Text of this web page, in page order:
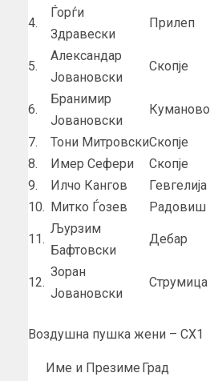
4.
Ѓорѓи
Здравески
Прилеп
5.
Александар
Јовановски
Скопје
6.
Бранимир
Јовановски
Куманово
7. Тони МитровскиСкопје
8.
Имер Сефери Скопје
9.
Илчо Кангов Гевгелија
10. Митко Ѓозев Радовиш
11.
Љурзим
Бафтовски
Дебар
12.
Зоран
Јовановски
Струмица
Воздушна пушка жени – СХ1
Име и Презиме Град